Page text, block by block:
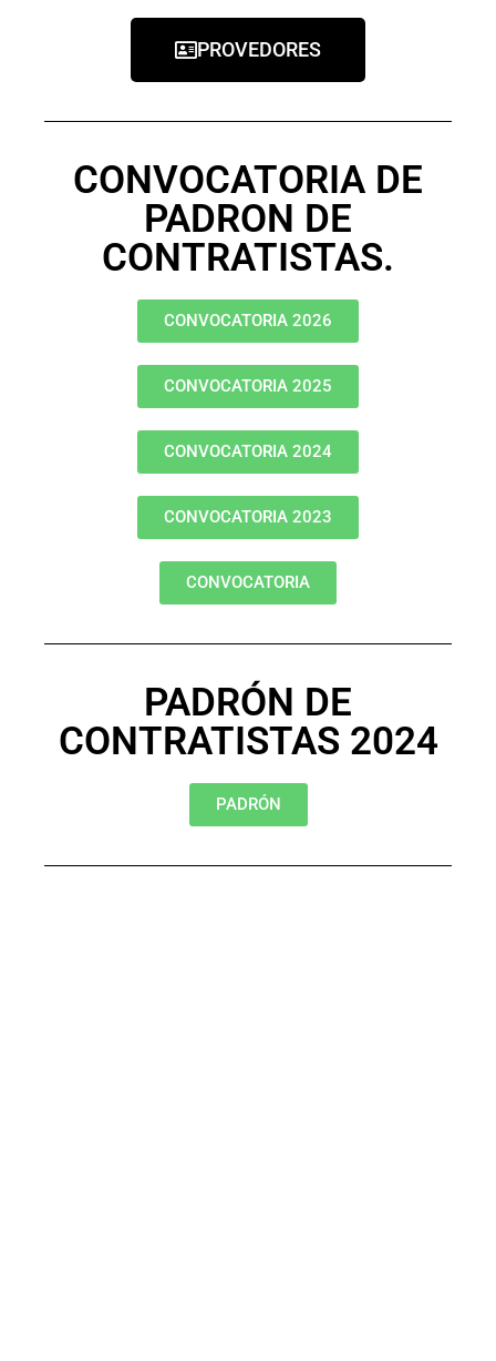
PROVEDORES
CONVOCATORIA DE
PADRON DE
CONTRATISTAS.
CONVOCATORIA 2026
CONVOCATORIA 2025
CONVOCATORIA 2024
CONVOCATORIA 2023
CONVOCATORIA
PADRÓN DE
CONTRATISTAS 2024
PADRÓN